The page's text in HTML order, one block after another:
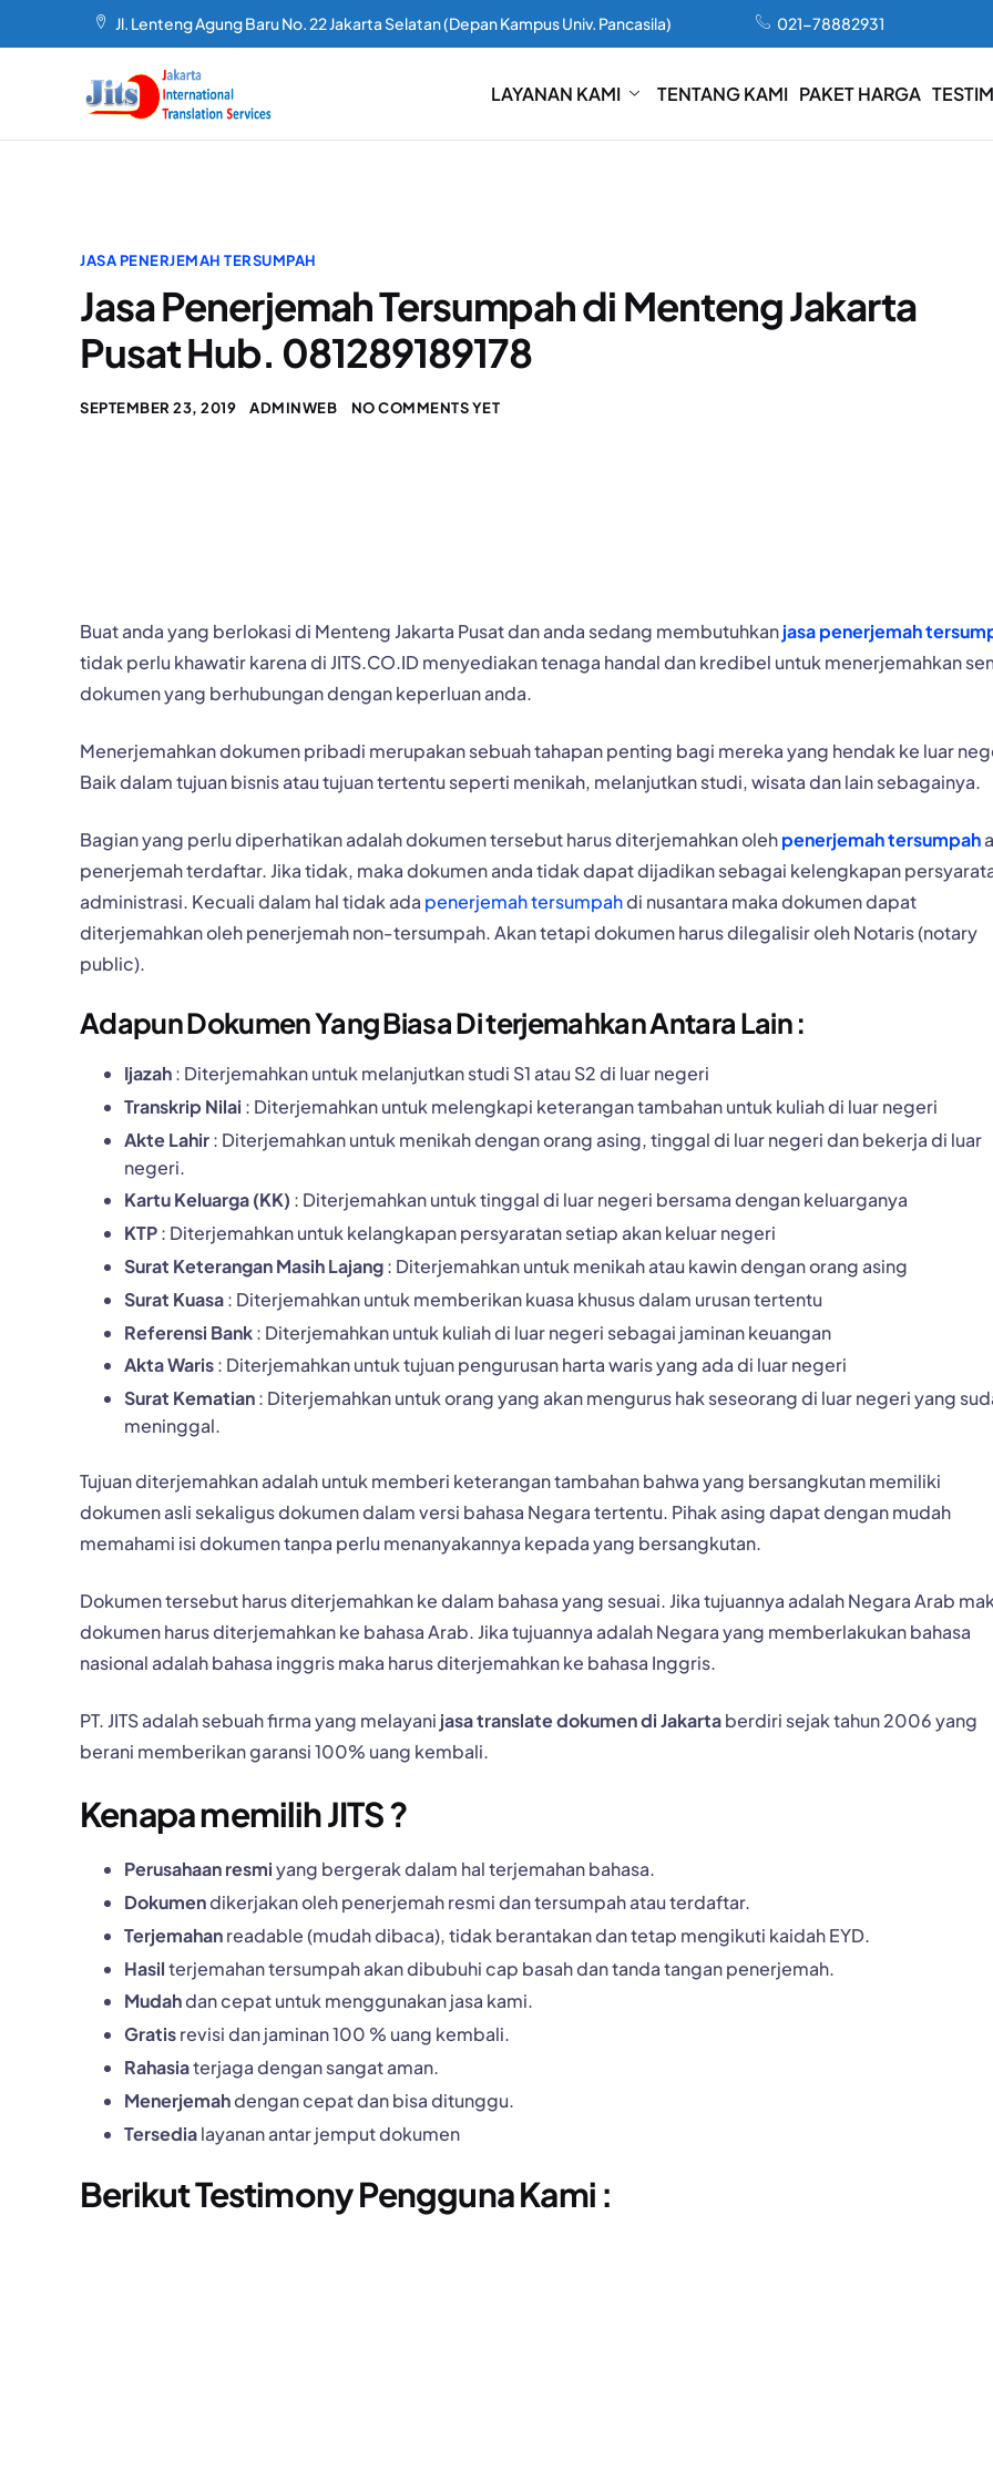
Jl. Lenteng Agung Baru No. 22 Jakarta Selatan (Depan Kampus Univ. Pancasila) 021-78882931
LAYANAN KAMI TENTANG KAMI PAKET HARGA
JASA PENERJEMAH TERSUMPAH
Jasa Penerjemah Tersumpah di Menteng Jakarta
Pusat Hub. 081289189178
SEPTEMBER 23, 2019 ADMINWEB NO COMMENTS YET
Buat anda yang berlokasi di Menteng Jakarta Pusat dan anda sedang membutuhkanjasa penerjemah
tidak perlu khawatir karena di JITS.CO.ID menyediakan tenaga handal dan kredibel untuk menerjemahkan
dokumen yang berhubungan dengan keperluan anda.
Menerjemahkan dokumen pribadi merupakan sebuah tahapan penting bagi mereka yang hendak ke luar
Baik dalam tujuan bisnis atau tujuan tertentu seperti menikah, melanjutkan studi, wisata dan lain sebagainya.
Bagian yang perlu diperhatikan adalah dokumen tersebut harus diterjemahkan olehpenerjemah tersumpah
penerjemah terdaftar. Jika tidak, maka dokumen anda tidak dapat dijadikan sebagai kelengkapan
administrasi. Kecuali dalam hal tidak ada penerjemah tersumpahdi nusantara maka dokumen dapat
diterjemahkan oleh penerjemah non-tersumpah. Akan tetapi dokumen harus dilegalisir oleh Notaris (notary
public).
Adapun Dokumen Yang Biasa Di terjemahkan Antara Lain :
Ijazah: Diterjemahkan untuk melanjutkan studi S1 atau S2 di luar negeri
Transkrip Nilai : Diterjemahkan untuk melengkapi keterangan tambahan untuk kuliah di luar negeri
Akte Lahir: Diterjemahkan untuk menikah dengan orang asing, tinggal di luar negeri dan bekerja di luar
negeri.
Kartu Keluarga (KK) : Diterjemahkan untuk tinggal di luar negeri bersama dengan keluarganya
KTP: Diterjemahkan untuk kelangkapan persyaratan setiap akan keluar negeri
Surat Keterangan Masih Lajang: Diterjemahkan untuk menikah atau kawin dengan orang asing
Surat Kuasa: Diterjemahkan untuk memberikan kuasa khusus dalam urusan tertentu
Referensi Bank: Diterjemahkan untuk kuliah di luar negeri sebagai jaminan keuangan
Akta Waris: Diterjemahkan untuk tujuan pengurusan harta waris yang ada di luar negeri
Surat Kematian: Diterjemahkan untuk orang yang akan mengurus hak seseorang di luar negeri yang
meninggal.
Tujuan diterjemahkan adalah untuk memberi keterangan tambahan bahwa yang bersangkutan memiliki
dokumen asli sekaligus dokumen dalam versi bahasa Negara tertentu. Pihak asing dapat dengan mudah
memahami isi dokumen tanpa perlu menanyakannya kepada yang bersangkutan.
Dokumen tersebut harus diterjemahkan ke dalam bahasa yang sesuai. Jika tujuannya adalah Negara Arab
dokumen harus diterjemahkan ke bahasa Arab. Jika tujuannya adalah Negara yang memberlakukan bahasa
nasional adalah bahasa inggris maka harus diterjemahkan ke bahasa Inggris.
PT. JITS adalah sebuah firma yang melayani jasa translate dokumen di Jakartaberdiri sejak tahun 2006 yang
berani memberikan garansi 100% uang kembali.
Kenapa memilih JITS ?
Perusahaan resmiyang bergerak dalam hal terjemahan bahasa.
Dokumendikerjakan oleh penerjemah resmi dan tersumpah atau terdaftar.
Terjemahanreadable (mudah dibaca), tidak berantakan dan tetap mengikuti kaidah EYD.
Hasilterjemahan tersumpah akan dibubuhi cap basah dan tanda tangan penerjemah.
Mudahdan cepat untuk menggunakan jasa kami.
Gratisrevisi dan jaminan 100 % uang kembali.
Rahasiaterjaga dengan sangat aman.
Menerjemahdengan cepat dan bisa ditunggu.
Tersedialayanan antar jemput dokumen
Berikut Testimony Pengguna Kami :